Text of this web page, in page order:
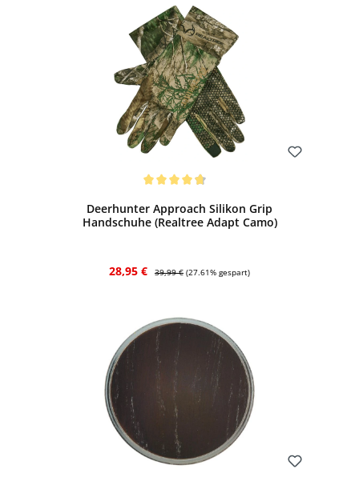
Deerhunter Approach Silikon Grip
Handschuhe (Realtree Adapt Camo)
Verkaufspreis:
28,95 € 39,99 € (27.61% gespart)